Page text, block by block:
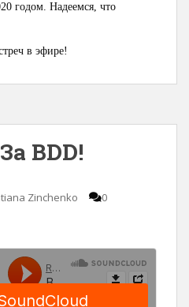
годом. Надеемся, что
в эфире!
BDD!
Zinchenko
0